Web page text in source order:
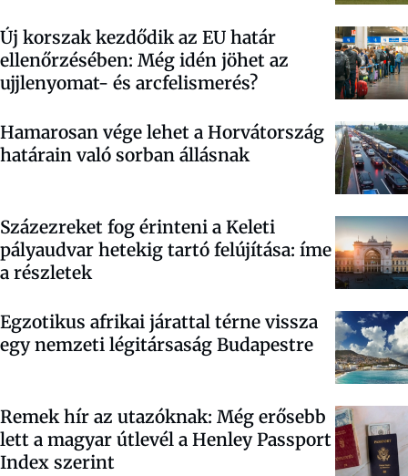
Új korszak kezdődik az EU határ
ellenőrzésében: Még idén jöhet az
ujjlenyomat- és arcfelismerés?
Hamarosan vége lehet a Horvátország
határain való sorban állásnak
Százezreket fog érinteni a Keleti
pályaudvar hetekig tartó felújítása: íme
a részletek
Egzotikus afrikai járattal térne vissza
egy nemzeti légitársaság Budapestre
Remek hír az utazóknak: Még erősebb
lett a magyar útlevél a Henley Passport
Index szerint